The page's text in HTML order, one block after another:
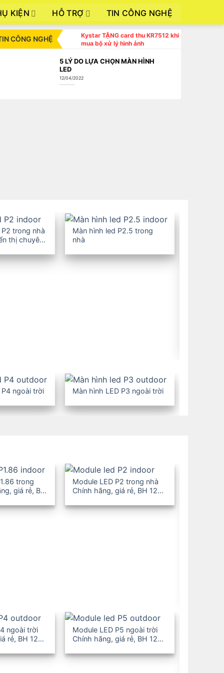
KIỆN HỖ TRỢ TIN CÔNG NGHỆ
CÔNG NGHỆ
Kystar TẶNG card thu KR7512 khi
mua bộ xử lý hình ảnh
5 LÝ DO LỰA CHỌN MÀN HÌNH
LED
12/04/2022
P2 trong nhà
thị chuyên
Màn hình led P2.5 trong
nhà
P4 ngoài trời Màn hình LED P3 ngoài trời
trong
giá rẻ, BH
Module LED P2 trong nhà
Chính hãng, giá rẻ, BH 12-
ngoài trời
rẻ, BH 12-
Module LED P5 ngoài trời
Chính hãng, giá rẻ, BH 12-